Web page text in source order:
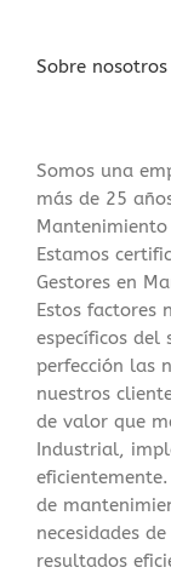
Sobre nosotros
Somos una
más de 25
Estamos
Gestores en
Estos factores
específicos del
perfección las
nuestros
de valor que
Industrial,
de
necesidades
resultados